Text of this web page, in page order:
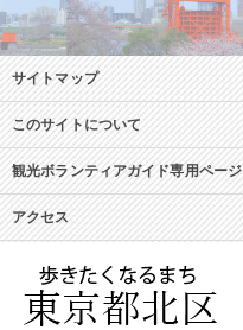
サイトマップ
このサイトについて
観光ボランティアガイド専用ページ
アクセス